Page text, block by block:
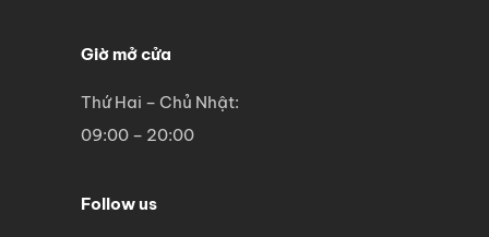
Giờ mở cửa
Thứ Hai – Chủ Nhật:
09:00 – 20:00
Follow us